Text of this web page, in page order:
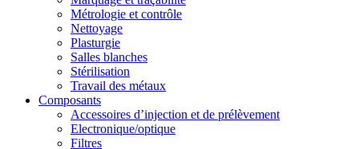
Métrologie et contrôle
Nettoyage
Plasturgie
Salles blanches
Stérilisation
Travail des métaux
Composants
Accessoires d’injection et de prélèvement
Electronique/optique
Filtres